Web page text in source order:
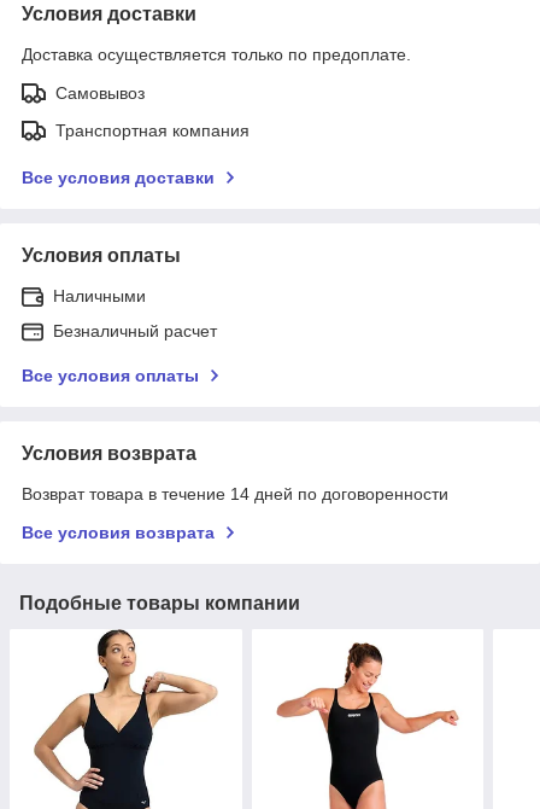
Условия доставки
Доставка осуществляется только по предоплате.
Самовывоз
Транспортная компания
Все условия доставки
Условия оплаты
Наличными
Безналичный расчет
Все условия оплаты
Условия возврата
Возврат товара в течение 14 дней по договоренности
Все условия возврата
Подобные товары компании